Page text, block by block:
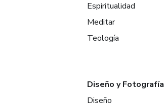
Espiritualidad
Meditar
Teología
Diseño y Fotografía
Diseño